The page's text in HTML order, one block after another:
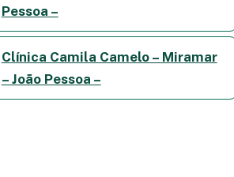
Pessoa –
Clínica Camila Camelo – Miramar
– João Pessoa –